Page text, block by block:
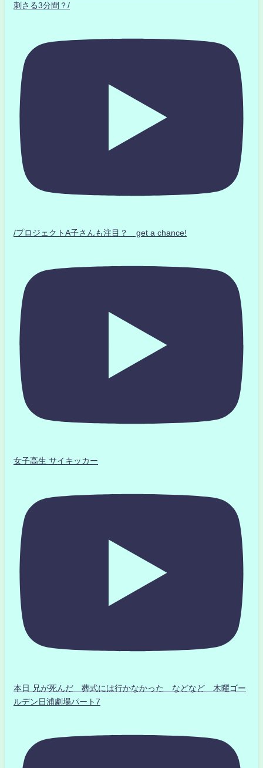
刺さる3分間？/
/プロジェクトA子さんも注目？ get a chance!
女子高生 サイキッカー
本日 兄が死んだ 葬式には行かなかった などなど 木曜ゴー
ルデン日浦劇場パート7